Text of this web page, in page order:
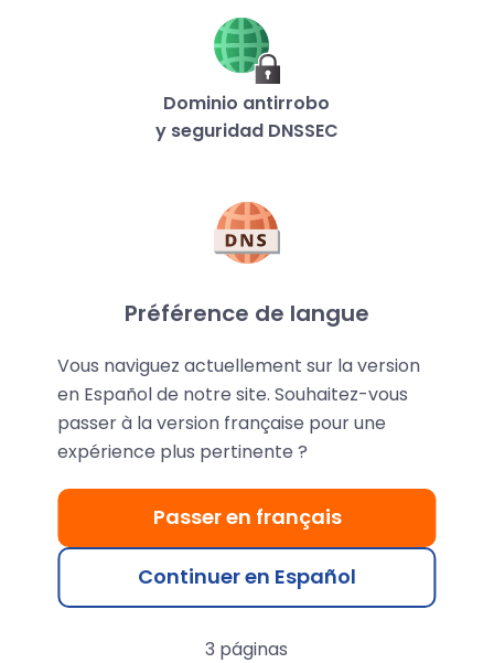
Dominio antirrobo
y seguridad DNSSEC
Redirección web
3 páginas
Préférence de langue
Vous naviguez actuellement sur la version
en Español de notre site. Souhaitez-vous
passer à la version française pour une
expérience plus pertinente ?
Passer en français
Continuer en Español